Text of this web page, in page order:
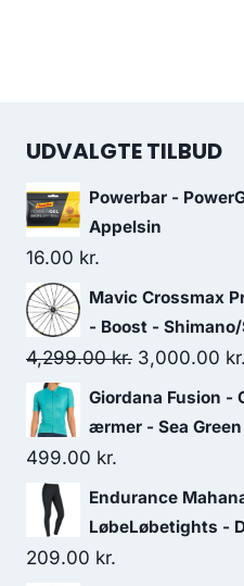
UDVALGTE TILBUD
Powerbar -
Appelsin
16.00 kr.
Mavic Crossmax
- Boost - Shimano/
4,299.00kr. Original
price
was:
3,000.00 kr.
Giordana Fusion -
ærmer - Sea
499.00 kr.
Endurance
LøbeLøbetights -
209.00 kr.